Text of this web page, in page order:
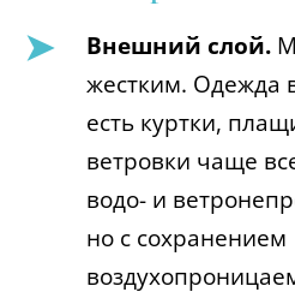
Внешний слой.
жестким. Одежда
есть куртки,
ветровки чаще
водо- и
но с сохранением